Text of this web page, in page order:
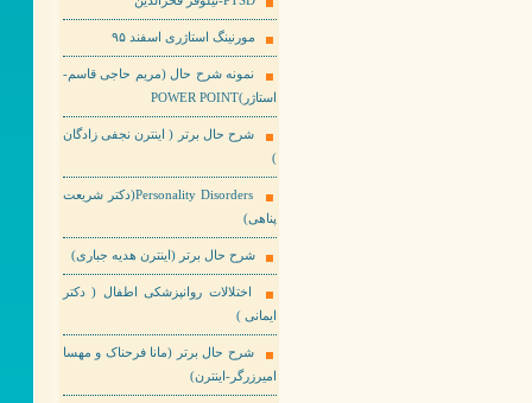
مورنینگ استاژری اسفند ۹۵
نمونه شرح حال (مریم حاجی قاسم-
استاژر)POWER POINT
شرح حال برتر ( اینترن نجفی زادگان
)
Personality Disorders(دکتر شریعت
پناهی)
شرح حال برتر (اینترن هدیه جباری)
اختلالات روانپزشکی اطفال ( دکتر
ایمانی )
شرح حال برتر (مانا فرحناک و مهسا
امیرزرگر-اینترن)